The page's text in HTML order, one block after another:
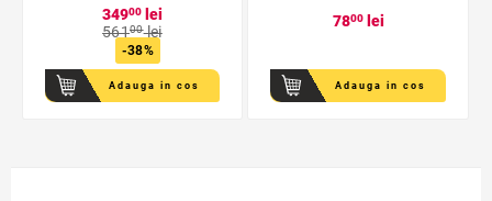
34900lei
56100lei
-38%
Adauga in cos
7800lei
Adauga in cos